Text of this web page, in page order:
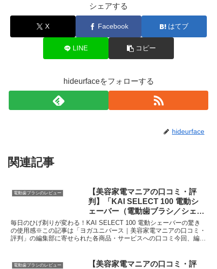
シェアする
X Facebook はてブ
LINE コピー
hideurfaceをフォローする
hideurface
関連記事
電動歯ブラシのレビュー
【美容家電マニアの口コミ・評
判】「KAI SELECT 100 電動シ
ェーバー（電動歯ブラシ／シェー
バー）」を実際に使ってみた正直
感想
毎日のひげ剃りが変わる！KAI SELECT 100 電動シェーバーの驚き
の使用感※この記事は「ヨガユニバース｜美容家電マニアの口コミ・
評判」の編集部に寄せられた各商品・サービスへの口コミ今回、編集
電動歯ブラシのレビュー
【美容家電マニアの口コミ・評